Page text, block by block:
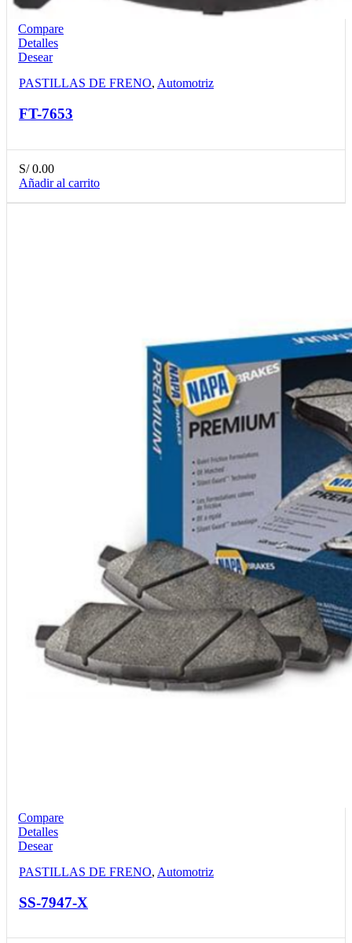
Compare
Detalles
Desear
PASTILLAS DE FRENO, Automotriz
FT-7653
S/0.00
Añadir al carrito
Compare
Detalles
Desear
PASTILLAS DE FRENO, Automotriz
SS-7947-X